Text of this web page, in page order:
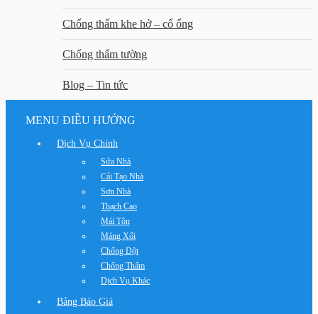
Chống thấm khe hở – cổ ống
Chống thấm tường
Blog – Tin tức
MENU ĐIỀU HƯỚNG
Dịch Vụ Chính
Sửa Nhà
Cải Tạo Nhà
Sơn Nhà
Thạch Cao
Mái Tôn
Máng Xối
Chống Dột
Chống Thấm
Dịch Vụ Khác
Bảng Báo Giá